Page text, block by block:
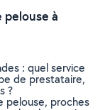
à
: quel service
de prestataire,
?
pelouse, proches